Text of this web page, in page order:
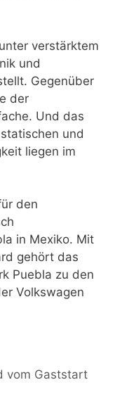
verstärktem
und
Gegenüber
der
Und das
und
liegen im
den
in Mexiko. Mit
gehört das
Puebla zu den
Volkswagen
vom Gaststart